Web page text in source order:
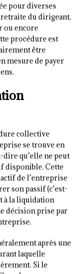
pour diverses
retraite du dirigeant,
ou encore
procédure est
être
mesure de payer
collective
se trouve en
dire qu’elle ne peut
disponible. Cette
de l’entreprise
son passif (c’est-
à la liquidation
décision prise par
après une
laquelle
Si le